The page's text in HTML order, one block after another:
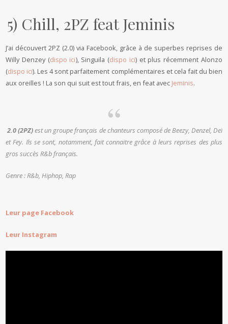
5) Chill, 2PZ feat Jeminis
J’ai découvert 2PZ (2.0) via Facebook, grâce à de superbes reprises de
Willy Denzey (dispo ici), Singuila (dispo ici) et plus récemment Alonzo
(dispo ici). Les 4 sont parfaitement complémentaires et cela fait du bien
aux oreilles ! La son qui suit est tout frais, en feat avec Jeminis.
2.0 (2PZ)est un groupe français de chanteurs composé de Beezy, Denzel, Deï
et Fey. Ils se sont, notamment, fait connaitre grâce à leurs reprises des plus
gros succès R&b français.
Genre : R&b, Hiphop, Rap
Leur page Facebook
Leur Instagram